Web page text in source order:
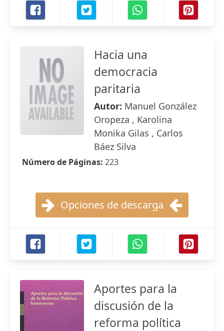
Hacia una
democracia
paritaria
Autor: Manuel González
Oropeza , Karolina
Monika Gilas , Carlos
Báez Silva
Número de Páginas: 223
Opciones de descarga
Aportes para la
discusión de la
reforma política